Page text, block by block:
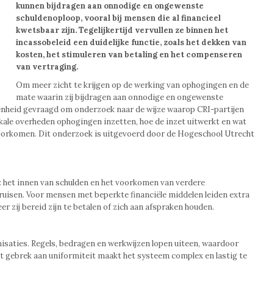
kunnen bijdragen aan onnodige en ongewenste
schuldenoploop, vooral bij mensen die al financieel
kwetsbaar zijn. Tegelijkertijd vervullen ze binnen het
incassobeleid een duidelijke functie, zoals het dekken van
kosten, het stimuleren van betaling en het compenseren
van vertraging.
Om meer zicht te krijgen op de werking van ophogingen en de
mate waarin zij bijdragen aan onnodige en ongewenste
gevraagd om onderzoek naar de wijze waarop CRI-partijen
overheden ophogingen inzetten, hoe de inzet uitwerkt en wat
Dit onderzoek is uitgevoerd door de Hogeschool Utrecht
innen van schulden en het voorkomen van verdere
Voor mensen met beperkte financiële middelen leiden extra
zij bereid zijn te betalen of zich aan afspraken houden.
Regels, bedragen en werkwijzen lopen uiteen, waardoor
aan uniformiteit maakt het systeem complex en lastig te